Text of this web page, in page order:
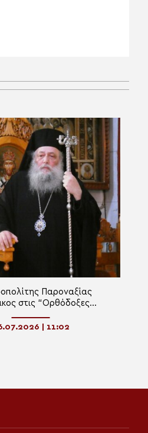
Παροναξίας
στις “Ορθόδοξες
| 11:02